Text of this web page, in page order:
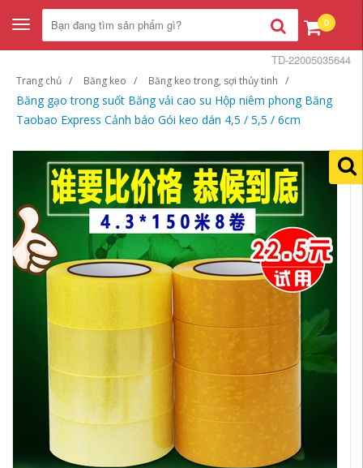
Toggle
navigation
0
Trang chủ Băng keo Băng keo trong, sợi thủy tinh
Băng gạo trong suốt Băng vải cao su Hộp niêm phong Băng
Taobao Express Cảnh báo Gói keo dán 4,5 / 5,5 / 6cm
TD-22005035644